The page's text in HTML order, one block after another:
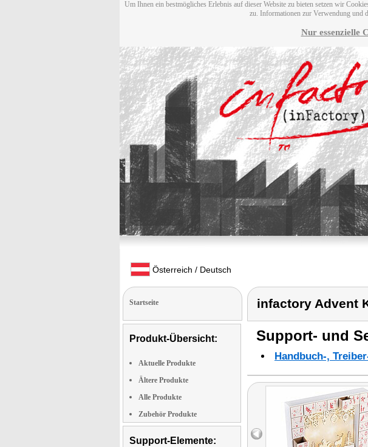
Um Ihnen ein bestmögliches Erlebnis auf dieser Website zu bieten setzen wir
zu. Informationen zur Verwendung und
Nur essenzielle
Österreich / Deutsch
Startseite
Produkt-Übersicht:
Aktuelle Produkte
Ältere Produkte
Alle Produkte
Zubehör Produkte
Support-Elemente:
infactory Advent
Support- und
Handbuch-,